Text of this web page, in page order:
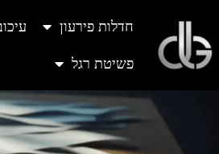
חדלות פירעון
פשיטת רגל